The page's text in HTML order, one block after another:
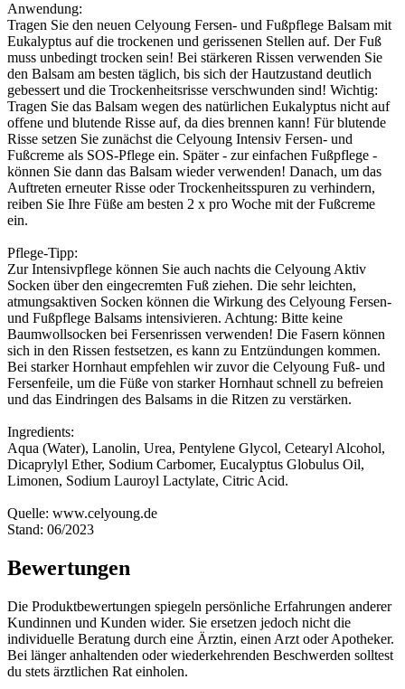
Anwendung:
Tragen Sie den neuen Celyoung Fersen- und Fußpflege Balsam mit
Eukalyptus auf die trockenen und gerissenen Stellen auf. Der Fuß
muss unbedingt trocken sein! Bei stärkeren Rissen verwenden Sie
den Balsam am besten täglich, bis sich der Hautzustand deutlich
gebessert und die Trockenheitsrisse verschwunden sind! Wichtig:
Tragen Sie das Balsam wegen des natürlichen Eukalyptus nicht auf
offene und blutende Risse auf, da dies brennen kann! Für blutende
Risse setzen Sie zunächst die Celyoung Intensiv Fersen- und
Fußcreme als SOS-Pflege ein. Später - zur einfachen Fußpflege -
können Sie dann das Balsam wieder verwenden! Danach, um das
Auftreten erneuter Risse oder Trockenheitsspuren zu verhindern,
reiben Sie Ihre Füße am besten 2 x pro Woche mit der Fußcreme
ein.
Pflege-Tipp:
Zur Intensivpflege können Sie auch nachts die Celyoung Aktiv
Socken über den eingecremten Fuß ziehen. Die sehr leichten,
atmungsaktiven Socken können die Wirkung des Celyoung Fersen-
und Fußpflege Balsams intensivieren. Achtung: Bitte keine
Baumwollsocken bei Fersenrissen verwenden! Die Fasern können
sich in den Rissen festsetzen, es kann zu Entzündungen kommen.
Bei starker Hornhaut empfehlen wir zuvor die Celyoung Fuß- und
Fersenfeile, um die Füße von starker Hornhaut schnell zu befreien
und das Eindringen des Balsams in die Ritzen zu verstärken.
Ingredients:
Aqua (Water), Lanolin, Urea, Pentylene Glycol, Cetearyl Alcohol,
Dicaprylyl Ether, Sodium Carbomer, Eucalyptus Globulus Oil,
Limonen, Sodium Lauroyl Lactylate, Citric Acid.
Quelle: www.celyoung.de
Stand: 06/2023
Bewertungen
Die Produktbewertungen spiegeln persönliche Erfahrungen anderer
Kundinnen und Kunden wider. Sie ersetzen jedoch nicht die
individuelle Beratung durch eine Ärztin, einen Arzt oder Apotheker.
Bei länger anhaltenden oder wiederkehrenden Beschwerden solltest
du stets ärztlichen Rat einholen.